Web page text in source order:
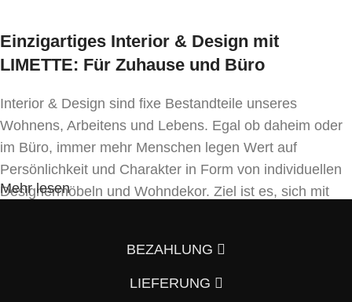
Einzigartiges Interior & Design mit
LIMETTE: Für Zuhause und Büro
Interior & Design sind fixe Bestandteile unseres
Wohnens, Arbeitens und Lebens. Egal ob daheim oder
im Büro, immer mehr Menschen legen Wert auf
Persönlichkeit und Charakter in Form von individuellen
Designermöbeln und Wohndekor. Ziel ist es, sich mit
von der Masse abzuheben.
Mehr lesen
BEZAHLUNG
LIEFERUNG